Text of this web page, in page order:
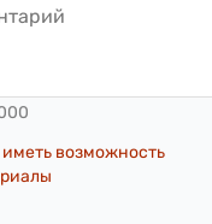
возможность